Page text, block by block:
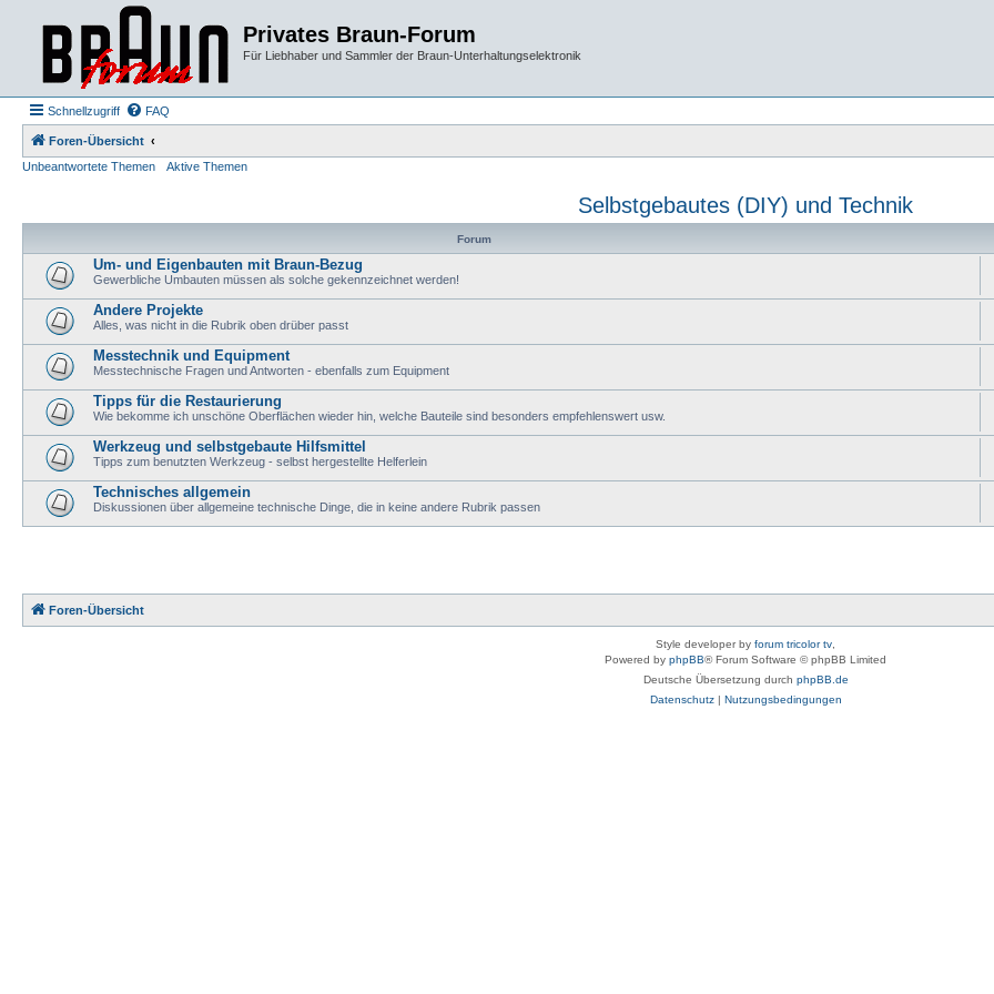
Privates Braun-Forum
Für Liebhaber und Sammler der Braun-Unterhaltungselektronik
Schnellzugriff FAQ
Foren-Übersicht
Unbeantwortete Themen
Aktive Themen
Selbstgebautes (DIY) und Technik
Forum
Um- und Eigenbauten mit Braun-Bezug
Gewerbliche Umbauten müssen als solche gekennzeichnet werden!
Andere Projekte
Alles, was nicht in die Rubrik oben drüber passt
Messtechnik und Equipment
Messtechnische Fragen und Antworten - ebenfalls zum Equipment
Tipps für die Restaurierung
Wie bekomme ich unschöne Oberflächen wieder hin, welche Bauteile sind besonders empfehlenswert usw.
Werkzeug und selbstgebaute Hilfsmittel
Tipps zum benutzten Werkzeug - selbst hergestellte Helferlein
Technisches allgemein
Diskussionen über allgemeine technische Dinge, die in keine andere Rubrik passen
Foren-Übersicht
Style developer by forum tricolor tv
Powered by phpBB® Forum Software © phpBB Limited
Deutsche Übersetzung durch phpBB.de
Datenschutz| Nutzungsbedingungen